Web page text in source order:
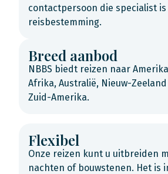
contactpersoon die specialist is
reisbestemming.
Breed aanbod
NBBS biedt reizen naar
Afrika, Australië, Nieuw-
Zuid-Amerika.
Flexibel
Onze reizen kunt u uitbreiden
nachten of bouwstenen. Het is